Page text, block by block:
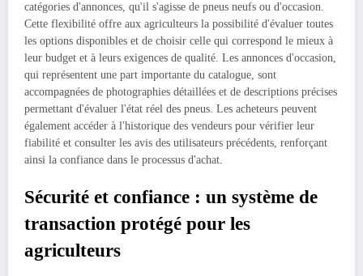
catégories d'annonces, qu'il s'agisse de pneus neufs ou d'occasion.
Cette flexibilité offre aux agriculteurs la possibilité d'évaluer toutes
les options disponibles et de choisir celle qui correspond le mieux à
leur budget et à leurs exigences de qualité. Les annonces d'occasion,
qui représentent une part importante du catalogue, sont
accompagnées de photographies détaillées et de descriptions précises
permettant d'évaluer l'état réel des pneus. Les acheteurs peuvent
également accéder à l'historique des vendeurs pour vérifier leur
fiabilité et consulter les avis des utilisateurs précédents, renforçant
ainsi la confiance dans le processus d'achat.
Sécurité et confiance : un système de
transaction protégé pour les
agriculteurs